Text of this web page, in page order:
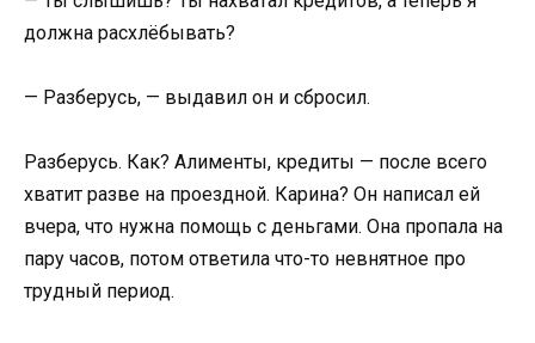
должна расхлёбывать?
— Разберусь, — выдавил он и сбросил.
Разберусь. Как? Алименты, кредиты — после всего
хватит разве на проездной. Карина? Он написал ей
вчера, что нужна помощь с деньгами. Она пропала на
пару часов, потом ответила что-то невнятное про
трудный период.